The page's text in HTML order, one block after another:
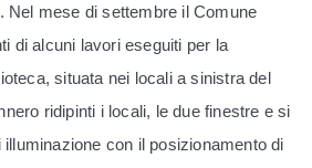
. Nel mese di settembre il Comune
di alcuni lavori eseguiti per la
situata nei locali a sinistra del
ridipinti i locali, le due finestre e si
illuminazione con il posizionamento di